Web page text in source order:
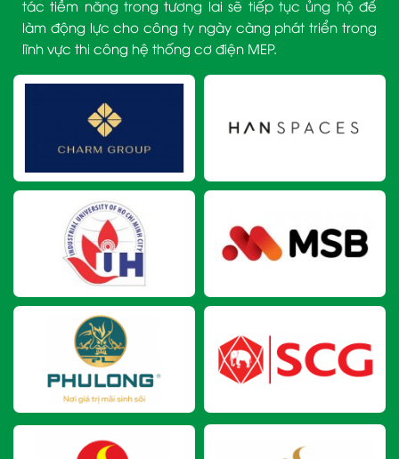
tác tiềm năng trong tương lai sẽ tiếp tục ủng hộ để
làm động lực cho công ty ngày càng phát triển trong
lĩnh vực thi công hệ thống cơ điện MEP.